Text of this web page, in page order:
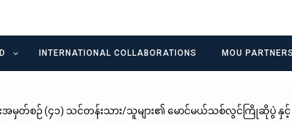
INTERNATIONAL COLLABORATIONS MOU PARTNERS
မှတ်စဉ် (၄၁) သင်တန်းသား/သူများ၏ မောင်မယ်သစ်လွင်ကြိုဆိုပွဲ နှင့်